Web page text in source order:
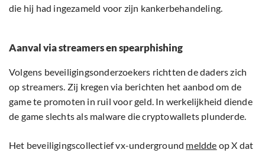
die hij had ingezameld voor zijn kankerbehandeling.
Aanval via streamers en spearphishing
Volgens beveiligingsonderzoekers richtten de daders zich
op streamers. Zij kregen via berichten het aanbod om de
game te promoten in ruil voor geld. In werkelijkheid diende
de game slechts als malware die cryptowallets plunderde.
Het beveiligingscollectief vx-underground meldde op X dat